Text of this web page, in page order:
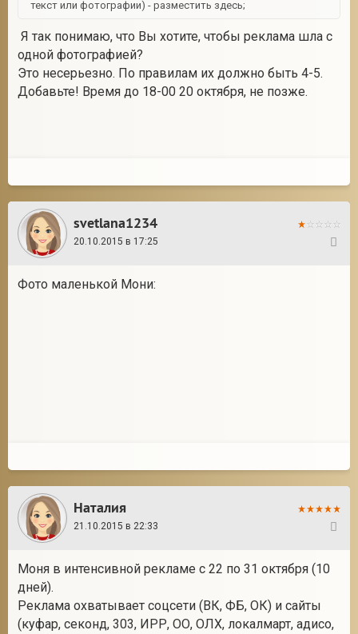
текст или фотографии) - разместить здесь;
Я так понимаю, что Вы хотите, чтобы реклама шла с
одной фотографией?
Это несерьезно. По правилам их должно быть 4-5.
Добавьте! Время до 18-00 20 октября, не позже.
svetlana1234
20.10.2015 в 17:25
Фото маленькой Мони:
Наталия
21.10.2015 в 22:33
Моня в интенсивной рекламе с 22 по 31 октября (10
дней).
Реклама охватывает соцсети (ВК, ФБ, ОК) и сайты
(куфар, секонд, 303, ИРР, ОО, ОЛХ, локалмарт, адисо,